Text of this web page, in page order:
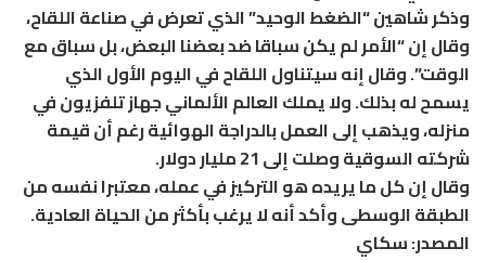
وذكر شاهين “الضغط الوحيد” الذي تعرض في صناعة اللقاح،
وقال إن “الأمر لم يكن سباقا ضد بعضنا البعض، بل سباق مع
الوقت”. وقال إنه سيتناول اللقاح في اليوم الأول الذي
يسمح له بذلك. ولا يملك العالم الألماني جهاز تلفزيون في
منزله، ويذهب إلى العمل بالدراجة الهوائية رغم أن قيمة
شركته السوقية وصلت إلى 21 مليار دولار.
وقال إن كل ما يريده هو التركيز في عمله، معتبرا نفسه من
الطبقة الوسطى وأكد أنه لا يرغب بأكثر من الحياة العادية.
المصدر: سكاي